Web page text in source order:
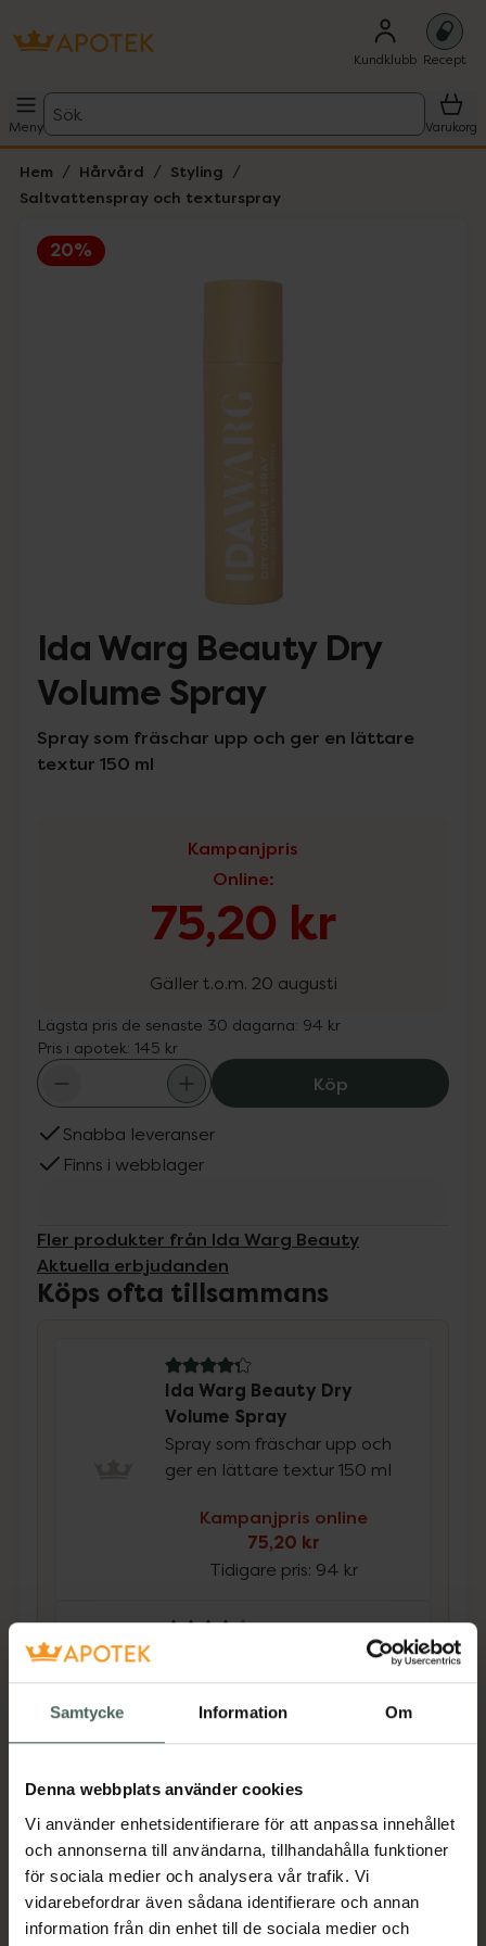
Samtycke Information Om
Denna webbplats använder cookies
Vi använder enhetsidentifierare för att anpassa innehållet
och annonserna till användarna, tillhandahålla funktioner
för sociala medier och analysera vår trafik. Vi
vidarebefordrar även sådana identifierare och annan
information från din enhet till de sociala medier och
Kundklubb Recept
Meny
Sök
Varukorg
Hem Hårvård
Styling
Saltvattenspray och texturspray
20%
Ida Warg Beauty Dry
Volume Spray
Spray som fräschar upp och ger en lättare
textur 150 ml
Kampanjpris
Online:
75,20 kr
Gäller t.o.m. 20 augusti
Lägsta pris de senaste 30 dagarna: 94 kr
Pris i apotek: 145 kr
KöpIda Warg
Snabba leveranser
Finns i webblager
Fler produkter från Ida Warg Beauty
Aktuella erbjudanden
Köps ofta tillsammans
4.3 av 5 i omdöme
Ida Warg Beauty Dry
Volume Spray
Spray som fräschar upp och
ger en lättare textur 150 ml
Kampanjpris online
75,20 kr
Tidigare pris: 94 kr
Ida Warg Ultimate Hold
Hairspray
Hårspray för stadga och
Kampanjpris online
Tidigare pris:115 kr
Köp båda för:167,20 kr
Köp båda